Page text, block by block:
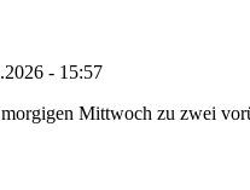
- 15:57
Mittwoch zu zwei